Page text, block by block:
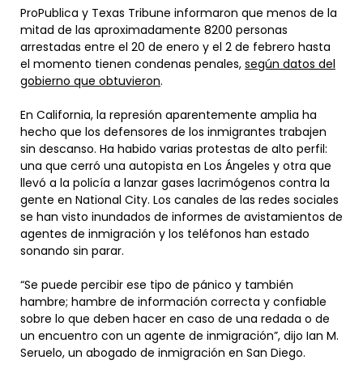
ProPublica y Texas Tribune informaron que menos de la
mitad de las aproximadamente 8200 personas
arrestadas entre el 20 de enero y el 2 de febrero hasta
el momento tienen condenas penales, según datos del
gobierno que obtuvieron.
En California, la represión aparentemente amplia ha
hecho que los defensores de los inmigrantes trabajen
sin descanso. Ha habido varias protestas de alto perfil:
una que cerró una autopista en Los Ángeles y otra que
llevó a la policía a lanzar gases lacrimógenos contra la
gente en National City. Los canales de las redes sociales
se han visto inundados de informes de avistamientos de
agentes de inmigración y los teléfonos han estado
sonando sin parar.
“Se puede percibir ese tipo de pánico y también
hambre; hambre de información correcta y confiable
sobre lo que deben hacer en caso de una redada o de
un encuentro con un agente de inmigración”, dijo Ian M.
Seruelo, un abogado de inmigración en San Diego.